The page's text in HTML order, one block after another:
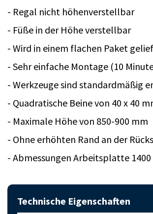
- Regal nicht höhenverstellbar
- Füße in der Höhe verstellbar
- Wird in einem flachen Paket
- Sehr einfache Montage (10
- Werkzeuge sind standardmäßig
- Quadratische Beine von 40 x 40
- Maximale Höhe von 850-900 mm
- Ohne erhöhten Rand an der
- Abmessungen Arbeitsplatte 1400
Technische Eigenschaften